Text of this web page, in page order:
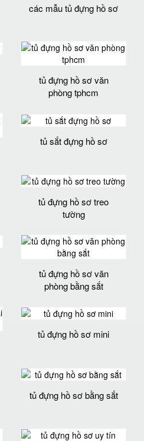
các mẫu tủ đựng hồ sơ
tủ đựng hồ sơ văn
phòng tphcm
tủ sắt đựng hồ sơ
tủ đựng hồ sơ treo
tường
tủ đựng hồ sơ văn
phòng bằng sắt
tủ đựng hồ sơ mini
tủ đựng hồ sơ bằng sắt